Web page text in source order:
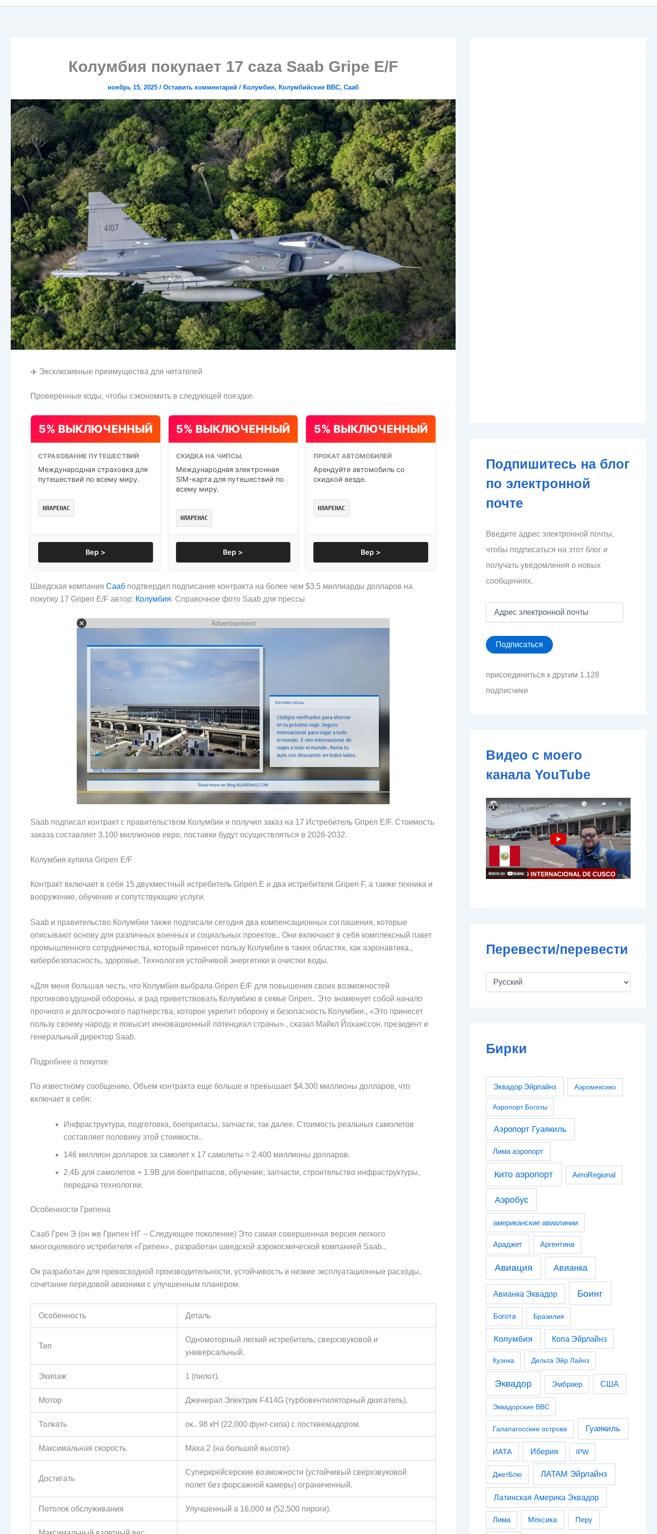
Колумбия покупает 17 caza Saab Gripe E/F
ноябрь 15, 2025 / Оставить комментарий / Колумбия, Колумбийские ВВС, Сааб
✈️ Эксклюзивные преимущества для читателей
Проверенные коды, чтобы сэкономить в следующей поездке.
5% ВЫКЛЮЧЕННЫЙ
СТРАХОВАНИЕ ПУТЕШЕСТВИЙ
Международная страховка для
путешествий по всему миру.
НЛАРЕНАС
Вер >
5% ВЫКЛЮЧЕННЫЙ
СКИДКА НА ЧИПСЫ.
Международная электронная
SIM-карта для путешествий по
всему миру.
НЛАРЕНАС
Вер >
5% ВЫКЛЮЧЕННЫЙ
ПРОКАТ АВТОМОБИЛЕЙ
Арендуйте автомобиль со
скидкой везде.
НЛАРЕНАС
Вер >
Шведская компания Сааб подтвердил подписание контракта на более чем $3.5 миллиарды долларов на
покупку 17 Gripen E/F автор: Колумбия. Справочное фото Saab для прессы
Advertisement
Saab подписал контракт с правительством Колумбии и получил заказ на 17 Истребитель Gripen E/F. Стоимость
заказа составляет 3.100 миллионов евро, поставки будут осуществляться в 2026-2032.
Колумбия купила Gripen E/F
Контракт включает в себя 15 двухместный истребитель Gripen E и два истребителя Gripen F, а также техника и
вооружение, обучение и сопутствующие услуги.
Saab и правительство Колумбии также подписали сегодня два компенсационных соглашения, которые
описывают основу для различных военных и социальных проектов.. Они включают в себя комплексный пакет
промышленного сотрудничества, который принесет пользу Колумбии в таких областях, как аэронавтика.,
кибербезопасность, здоровье, Технология устойчивой энергетики и очистки воды.
«Для меня большая честь, что Колумбия выбрала Gripen E/F для повышения своих возможностей
противовоздушной обороны, и рад приветствовать Колумбию в семье Gripen.. Это знаменует собой начало
прочного и долгосрочного партнерства, которое укрепит оборону и безопасность Колумбии., «Это принесет
пользу своему народу и повысит инновационный потенциал страны»., сказал Майкл Йоханссон, президент и
генеральный директор Saab.
Подробнее о покупке
По известному сообщению, Объем контракта еще больше и превышает $4.300 миллионы долларов, что
включает в себя:
Инфраструктура, подготовка, боеприпасы, запчасти, так далее. Стоимость реальных самолетов
составляет половину этой стоимости..
146 миллион долларов за самолет x 17 самолеты = 2.400 миллионы долларов.
2.4Б для самолетов + 1.9B для боеприпасов, обучение, запчасти, строительство инфраструктуры,
передача технологии.
Особенности Грипена
Сааб Грен Э (он же Грипен НГ – Следующее поколение) Это самая совершенная версия легкого
многоцелевого истребителя «Грипен»., разработан шведской аэрокосмической компанией Saab..
Он разработан для превосходной производительности, устойчивость и низкие эксплуатационные расходы,
сочетание передовой авионики с улучшенным планером.
Особенность Деталь
Тип
Одномоторный легкий истребитель, сверхзвуковой и
универсальный.
Экипаж 1 (пилот).
Мотор Дженерал Электрик F414G (турбовентиляторный двигатель).
Толкать ок.. 98 кН (22,000 фунт-сила) с постквемадором.
Максимальная скорость Маха 2 (на большой высоте).
Достигать
Суперкрейсерские возможности (устойчивый сверхзвуковой
полет без форсажной камеры) ограниченный.
Потолок обслуживания Улучшенный а 16,000 м (52,500 пироги).
Подпишитесь на блог
по электронной
почте
Введите адрес электронной почты,
чтобы подписаться на этот блог и
получать уведомления о новых
сообщениях.
е
с
е
т
й
о
ы
Подписаться
присоединиться к другим 1.128
подписчики
Видео с моего
канала YouTube
Перевести/перевести
Бирки
Эквадор Эйрлайнз Аэромексико
Аэропорт Боготы
Аэропорт Гуаякиль
Лима аэропорт
Кито аэропорт AeroRegional
Аэробус
американские авиалинии
Араджет Аргентина
Авиация Авианка
Авианка Эквадор Боинг
Богота Бразилия
Колумбия Копа Эйрлайнз
Куэнка Дельта Эйр Лайнз
Эквадор Эмбраер США
Эквадорские ВВС
Галапагосские острова Гуаякиль
ИАТА Иберия IPW
ДжетБлю ЛАТАМ Эйрлайнз
Латинская Америка Эквадор
Лима Мексика Перу